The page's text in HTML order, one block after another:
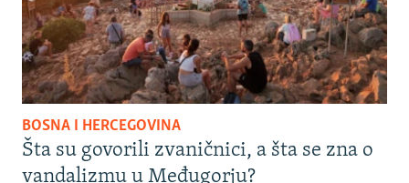
BOSNA I HERCEGOVINA
Šta su govorili zvaničnici, a šta se zna o
vandalizmu u Međugorju?